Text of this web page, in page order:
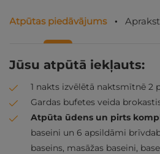
Atpūtas piedāvājums
Jūsu atpūtā iekļauts:
1 nakts izvēlētā naktsmītnē 2
Gardas bufetes veida
Atpūta ūdens un pirts
baseini un 6 apsildāmi
baseins, masāžas baseini,